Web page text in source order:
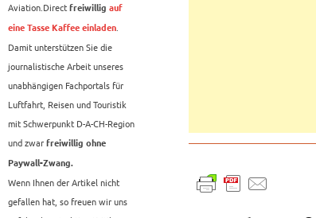
Aviation.Direct freiwillig auf
eine Tasse Kaffee einladen.
Damit unterstützen Sie die
journalistische Arbeit unseres
unabhängigen Fachportals für
Luftfahrt, Reisen und Touristik
mit Schwerpunkt D-A-CH-Region
und zwar freiwillig ohne
Paywall-Zwang.
Wenn Ihnen der Artikel nicht
gefallen hat, so freuen wir uns